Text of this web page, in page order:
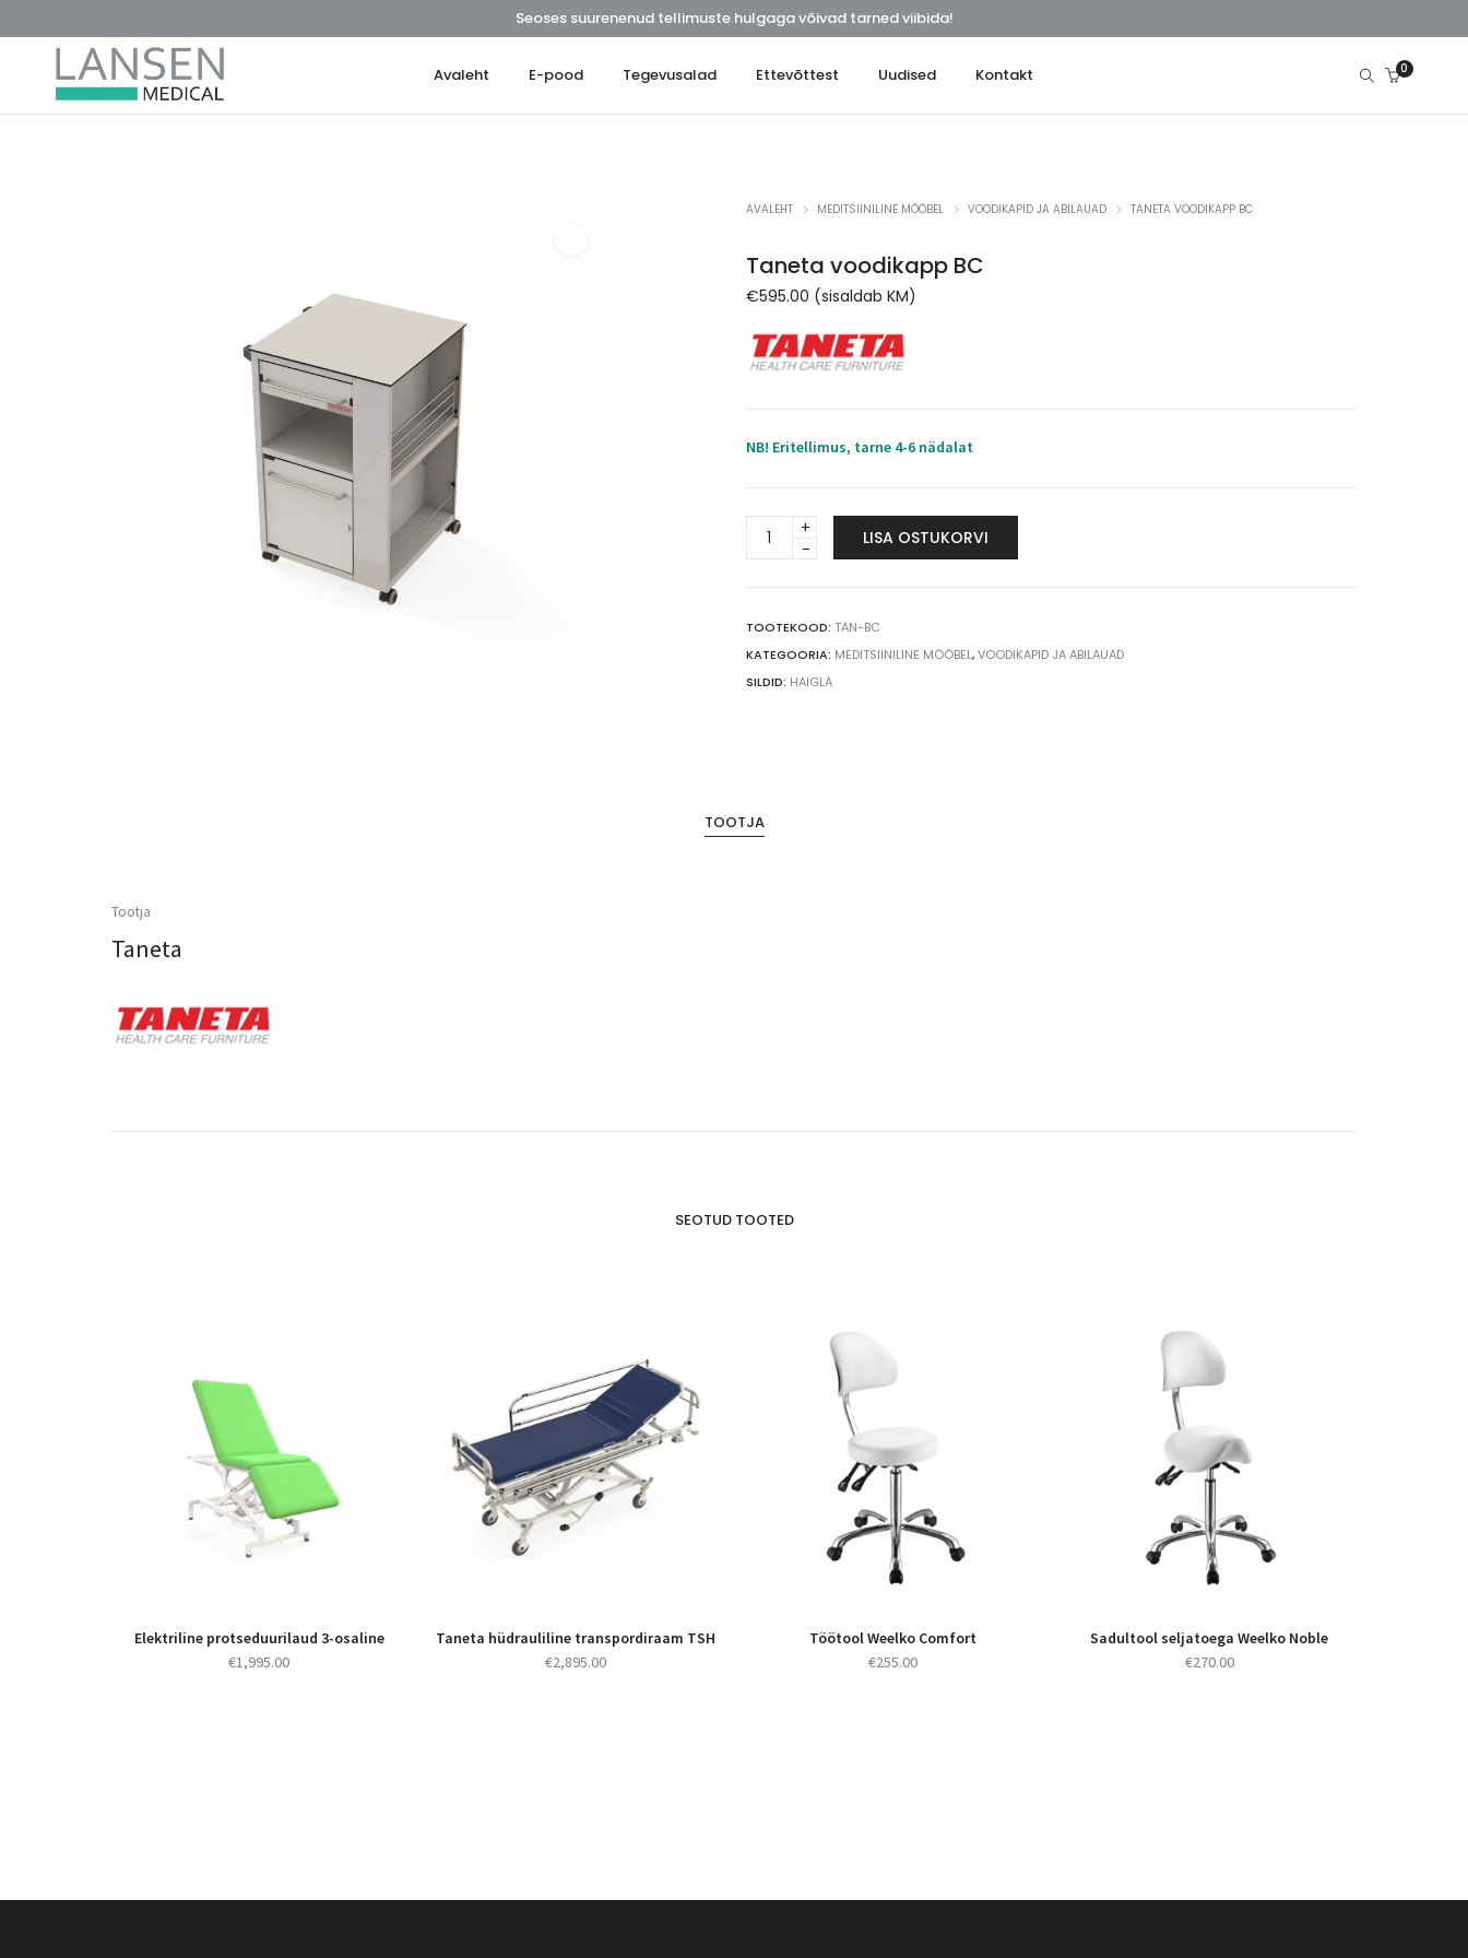
Seoses suurenenud tellimuste hulgaga võivad tarned viibida!
Avaleht E-pood Tegevusalad Ettevõttest Uudised Kontakt 0
AVALEHT MEDITSIINILINE MÖÖBEL VOODIKAPID JA ABILAUAD TANETA VOODIKAPP BC
Taneta voodikapp BC
€595.00 (sisaldab KM)
NB! Eritellimus, tarne 4-6 nädalat
Taneta
voodikapp
LISA OSTUKORVI
TOOTEKOOD: TAN-BC
KATEGOORIA: MEDITSIINILINE MÖÖBEL,VOODIKAPID JA ABILAUAD
SILDID: HAIGLA
TOOTJA
Tootja
Taneta
SEOTUD TOOTED
Elektriline protseduurilaud 3-osaline
€1,995.00
Taneta hüdrauliline transpordiraam TSH
€2,895.00
Töötool Weelko Comfort
€255.00
Sadultool seljatoega Weelko Noble
€270.00